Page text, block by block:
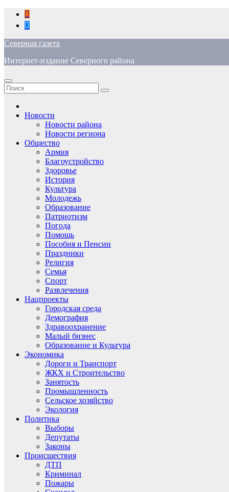
Перейти
содержимому
Северная газета
Интернет-издание Северного района
Новости
Новости района
Новости региона
Общество
Армия
Благоустройство
Здоровье
История
Культура
Молодежь
Образование
Патриотизм
Погода
Помощь
Пособия и Пенсии
Праздники
Религия
Семья
Спорт
Развлечения
Нацпроекты
Городская среда
Демография
Здравоохранение
Малый бизнес
Образование и Культура
Экономика
Дороги и Транспорт
ЖКХ и Строительство
Занятость
Промышленность
Сельское хозяйство
Экология
Политика
Выборы
Депутаты
Законы
Происшествия
ДТП
Криминал
Пожары